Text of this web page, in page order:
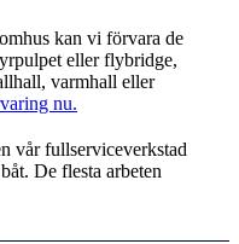
kan vi förvara de
eller flybridge,
varmhall eller
nu.
vår fullserviceverkstad
De flesta arbeten